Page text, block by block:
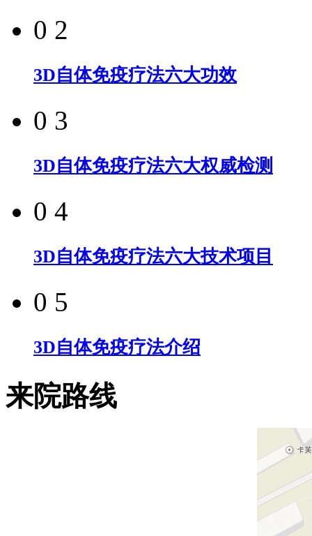
0 2
3D自体免疫疗法六大功效
0 3
3D自体免疫疗法六大权威检测
0 4
3D自体免疫疗法六大技术项目
0 5
3D自体免疫疗法介绍
来院路线